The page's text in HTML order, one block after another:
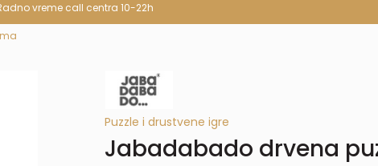
vreme call centra 10-22h
Puzzle i drustvene igre
Jabadabado drvena